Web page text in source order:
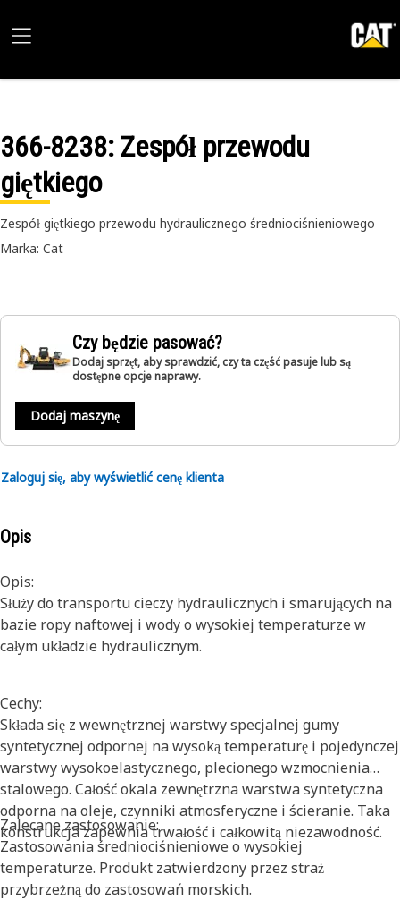
366-8238: Zespół przewodu
giętkiego
Zespół giętkiego przewodu hydraulicznego średniociśnieniowego
Marka: Cat
Czy będzie pasować?
Dodaj sprzęt, aby sprawdzić, czy ta część pasuje lub są
dostępne opcje naprawy.
Dodaj maszynę
Zaloguj się, aby wyświetlić cenę klienta
Opis
Opis:
Służy do transportu cieczy hydraulicznych i smarujących na
bazie ropy naftowej i wody o wysokiej temperaturze w
całym układzie hydraulicznym.
Cechy:
Składa się z wewnętrznej warstwy specjalnej gumy
syntetycznej odpornej na wysoką temperaturę i pojedynczej
warstwy wysokoelastycznego, plecionego wzmocnienia
stalowego. Całość okala zewnętrzna warstwa syntetyczna
odporna na oleje, czynniki atmosferyczne i ścieranie. Taka
konstrukcja zapewnia trwałość i całkowitą niezawodność.
Zalecane zastosowanie:
Zastosowania średniociśnieniowe o wysokiej
temperaturze. Produkt zatwierdzony przez straż
przybrzeżną do zastosowań morskich.